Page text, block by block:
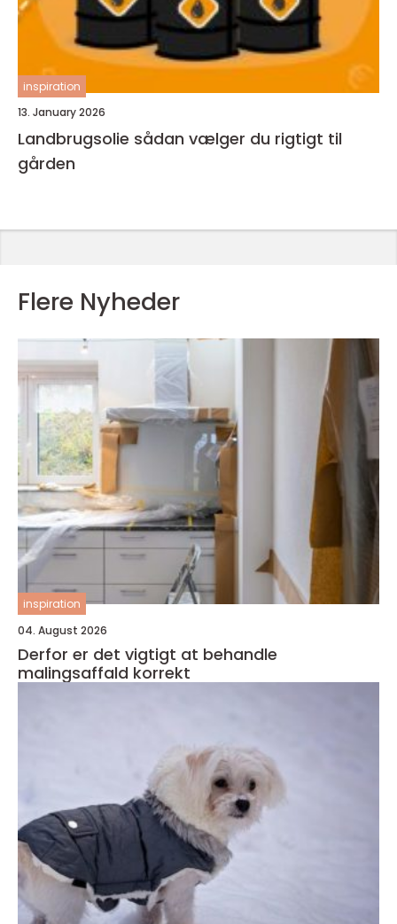
inspiration
13. January 2026
Landbrugsolie sådan vælger du rigtigt til
gården
Flere Nyheder
inspiration
04. August 2026
Derfor er det vigtigt at behandle
malingsaffald korrekt